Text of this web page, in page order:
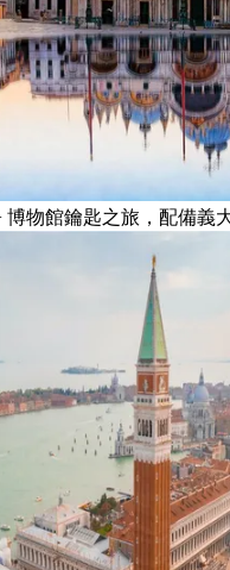
物館鑰匙之旅，配備義